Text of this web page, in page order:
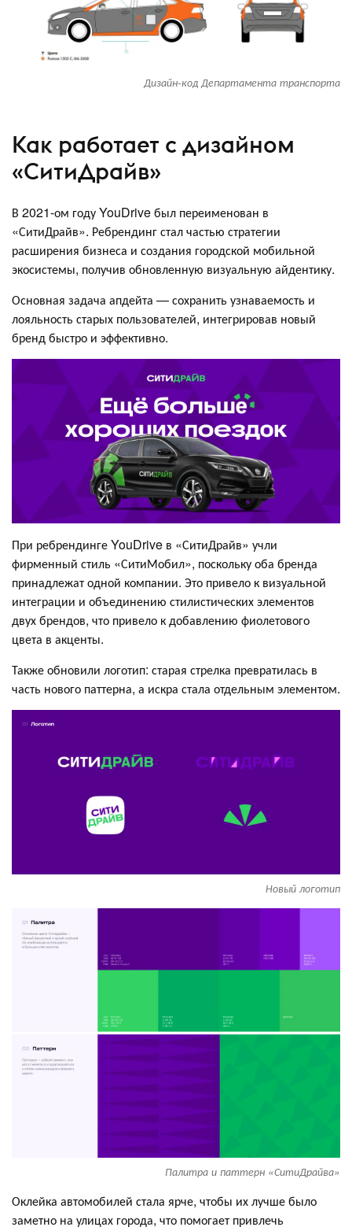
Дизайн-код Департамента транспорта
Как работает с дизайном
«СитиДрайв»
В 2021-ом году YouDrive был переименован в
«СитиДрайв». Ребрендинг стал частью стратегии
расширения бизнеса и создания городской мобильной
экосистемы, получив обновленную визуальную айдентику.
Основная задача апдейта — сохранить узнаваемость и
лояльность старых пользователей, интегрировав новый
бренд быстро и эффективно.
При ребрендинге YouDrive в «СитиДрайв» учли
фирменный стиль «СитиМобил», поскольку оба бренда
принадлежат одной компании. Это привело к визуальной
интеграции и объединению стилистических элементов
двух брендов, что привело к добавлению фиолетового
цвета в акценты.
Также обновили логотип: старая стрелка превратилась в
часть нового паттерна, а искра стала отдельным элементом.
Новый логотип
Палитра и паттерн «СитиДрайва»
Оклейка автомобилей стала ярче, чтобы их лучше было
заметно на улицах города, что помогает привлечь